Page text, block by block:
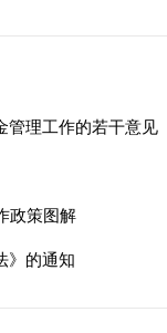
管理工作的若干意见
政策图解
》的通知